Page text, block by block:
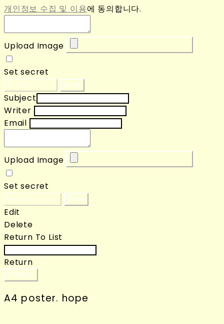
개인정보 수집 및 이용에 동의합니다.
Upload Image
Set secret
Save
Subject
Writer
Email
Upload Image
Set secret
Save
Edit
Delete
Return To List
Return
구매하기
A4 poster. hope